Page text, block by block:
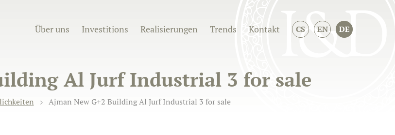
Über uns Investitions Realisierungen Trends Kontakt CS EN DE
Al Jurf Industrial 3 for sale
Ajman New G+2 Building Al Jurf Industrial 3 for sale